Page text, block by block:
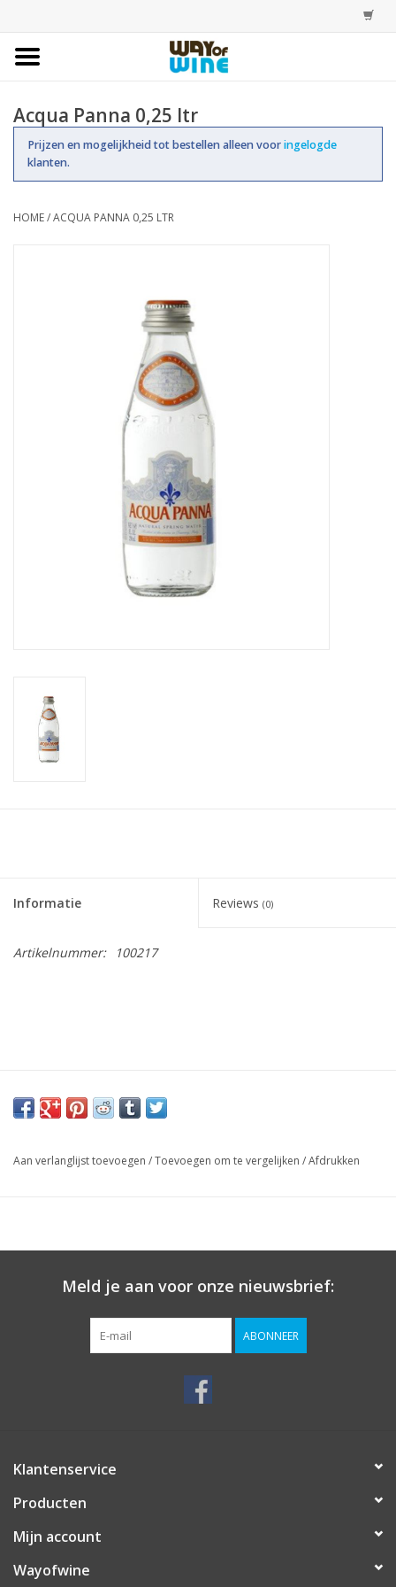
Bestellingen
Assortiment
Acqua Panna 0,25 ltr
Prijzen en mogelijkheid tot bestellen alleen vooringelogde
klanten.
HOME/ACQUA PANNA 0,25 LTR
Informatie Reviews (0)
Artikelnummer: 100217
Aan verlanglijst toevoegen /Toevoegen om te vergelijken /Afdrukken
Meld je aan voor onze nieuwsbrief:
ABONNEER
Klantenservice
Producten
Mijn account
Wayofwine